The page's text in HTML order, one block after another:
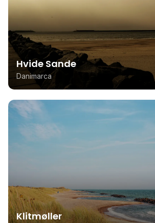
Hvide Sande
Danimarca
Klitmøller